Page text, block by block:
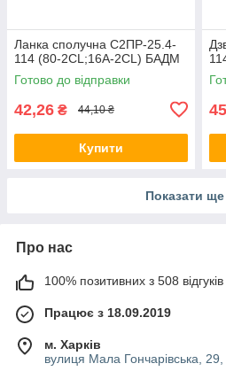
Ланка сполучна С2ПР-25.4-
114 (80-2CL;16A-2CL) БАДМ
Готово до відправки
42,26 ₴ 44,10 ₴
Купити
Показати ще
Про нас
100% позитивних з 508 відгуків
Працює з 18.09.2019
м. Харків
вулиця Мала Гончарівська, 29,